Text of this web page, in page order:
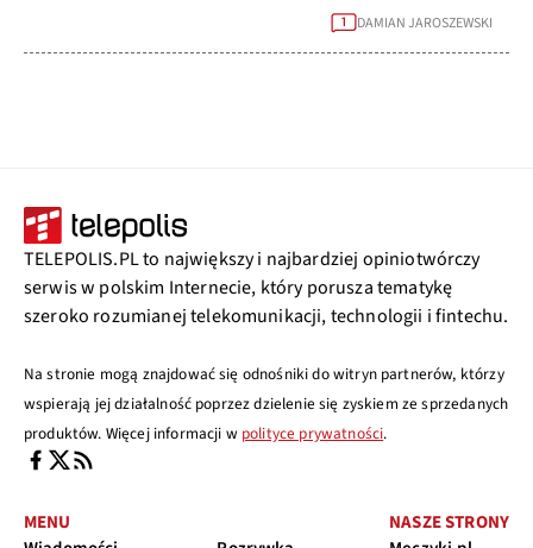
1 DAMIAN JAROSZEWSKI
TELEPOLIS.PL to największy i najbardziej opiniotwórczy
serwis w polskim Internecie, który porusza tematykę
szeroko rozumianej telekomunikacji, technologii i fintechu.
Na stronie mogą znajdować się odnośniki do witryn partnerów, którzy
wspierają jej działalność poprzez dzielenie się zyskiem ze sprzedanych
produktów. Więcej informacji w polityce prywatności.
MENU
NASZE STRONY